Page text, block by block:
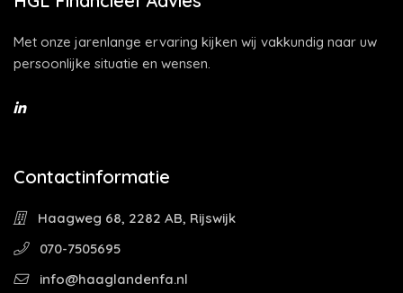
Met onze jarenlange ervaring kijken wij vakkundig naar uw
persoonlijke situatie en wensen.
Contactinformatie
Haagweg 68, 2282 AB, Rijswijk
070-7505695
info@haaglandenfa.nl